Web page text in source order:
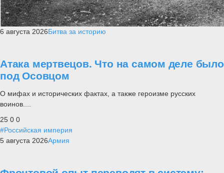
6 августа 2026Битва за историю
Атака мертвецов. Что на самом деле было
под Осовцом
О мифах и исторических фактах, а также героизме русских
воинов....
25 0 0
#Российская империя
5 августа 2026Армия